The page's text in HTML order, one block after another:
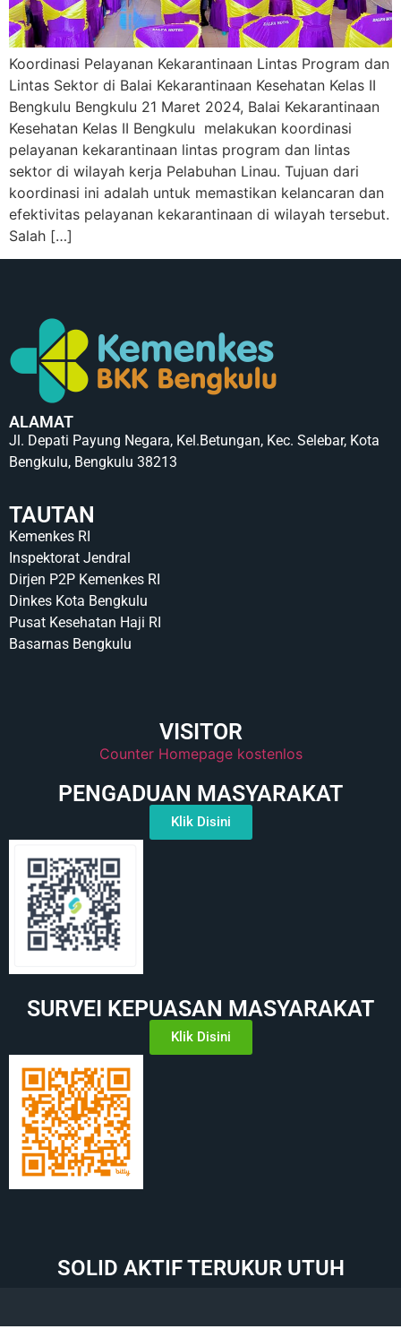
Koordinasi Pelayanan Kekarantinaan Lintas Program dan
Lintas Sektor di Balai Kekarantinaan Kesehatan Kelas II
Bengkulu Bengkulu 21 Maret 2024, Balai Kekarantinaan
Kesehatan Kelas II Bengkulu melakukan koordinasi
pelayanan kekarantinaan lintas program dan lintas
sektor di wilayah kerja Pelabuhan Linau. Tujuan dari
koordinasi ini adalah untuk memastikan kelancaran dan
efektivitas pelayanan kekarantinaan di wilayah tersebut.
Salah […]
ALAMAT
Jl. Depati Payung Negara, Kel.Betungan, Kec. Selebar, Kota
Bengkulu, Bengkulu 38213
TAUTAN
Kemenkes RI
Inspektorat Jendral
Dirjen P2P Kemenkes RI
Dinkes Kota Bengkulu
Pusat Kesehatan Haji RI
Basarnas Bengkulu
VISITOR
Counter Homepage kostenlos
PENGADUAN MASYARAKAT
Klik Disini
SURVEI KEPUASAN MASYARAKAT
Klik Disini
SOLID AKTIF TERUKUR UTUH